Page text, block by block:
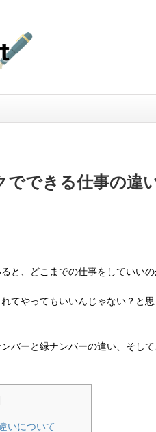
できる仕事の違
と、どこまでの仕事をしていい
てやってもいいんじゃない？と
バーと緑ナンバーの違い、そし
いについて